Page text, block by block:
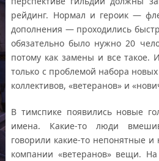
рейдинг. Нормал и героик —
дополнения — проходились
обязательно было нужно 20
потому как замены и все такое.
только с проблемой набора
коллективов, «ветеранов» и
В тимспике появились новые
имена. Какие-то люди
говорили какие-то непонятные
компании «ветеранов» вещи.